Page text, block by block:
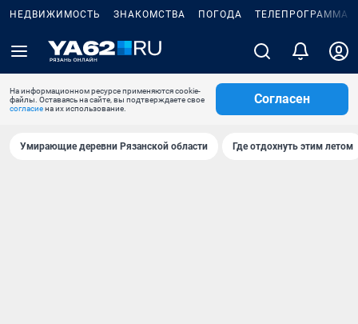
НЕДВИЖИМОСТЬ ЗНАКОМСТВА ПОГОДА ТЕЛЕПРОГРАММА
На информационном ресурсе применяются cookie-
файлы. Оставаясь на сайте, вы подтверждаете свое
согласиена их использование.
Согласен
Умирающие деревни Рязанской области Где отдохнуть этим летом